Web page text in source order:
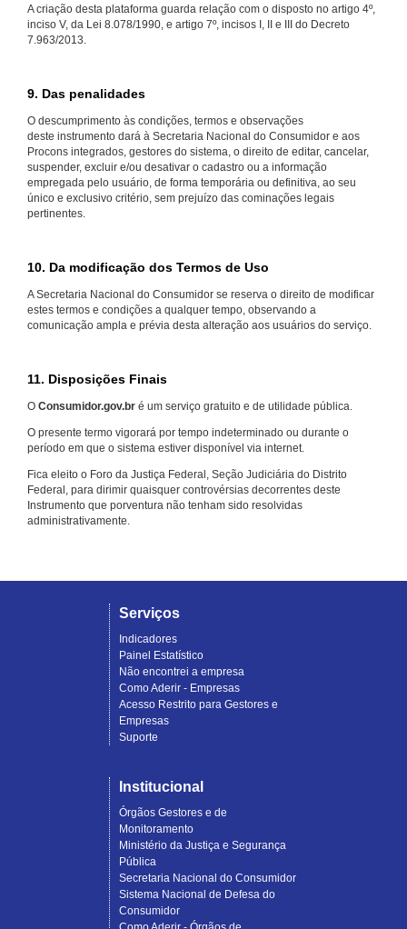
A criação desta plataforma guarda relação com o disposto no artigo 4º,
inciso V, da Lei 8.078/1990, e artigo 7º, incisos I, II e III do Decreto
7.963/2013.
9. Das penalidades
O descumprimento às condições, termos e observações
deste instrumento dará à Secretaria Nacional do Consumidor e aos
Procons integrados, gestores do sistema, o direito de editar, cancelar,
suspender, excluir e/ou desativar o cadastro ou a informação
empregada pelo usuário, de forma temporária ou definitiva, ao seu
único e exclusivo critério, sem prejuízo das cominações legais
pertinentes.
10. Da modificação dos Termos de Uso
A Secretaria Nacional do Consumidor se reserva o direito de modificar
estes termos e condições a qualquer tempo, observando a
comunicação ampla e prévia desta alteração aos usuários do serviço.
11. Disposições Finais
O Consumidor.gov.br é um serviço gratuito e de utilidade pública.
O presente termo vigorará por tempo indeterminado ou durante o
período em que o sistema estiver disponível via internet.
Fica eleito o Foro da Justiça Federal, Seção Judiciária do Distrito
Federal, para dirimir quaisquer controvérsias decorrentes deste
Instrumento que porventura não tenham sido resolvidas
administrativamente.
Serviços
Indicadores
Painel Estatístico
Não encontrei a empresa
Como Aderir - Empresas
Acesso Restrito para Gestores e
Empresas
Suporte
Institucional
Órgãos Gestores e de
Monitoramento
Ministério da Justiça e Segurança
Pública
Secretaria Nacional do Consumidor
Sistema Nacional de Defesa do
Consumidor